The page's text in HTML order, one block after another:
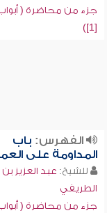
جزء من محاضرة ( أبواب
[1])
الفهرس: باب
المداومة على
للشيخ: عبد العزيز
الطريفي
جزء من محاضرة (